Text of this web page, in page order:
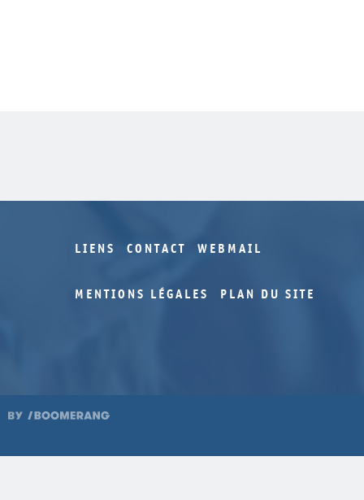
LIENS CONTACT WEBMAIL
MENTIONS LÉGALES PLAN DU SITE